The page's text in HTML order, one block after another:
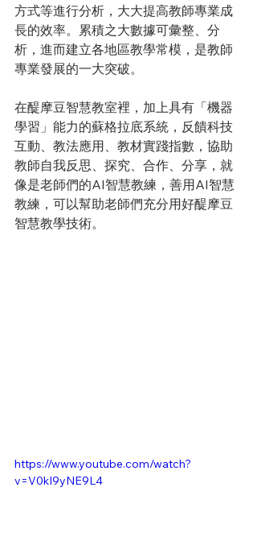
方式等進行分析，大大提高教師專業成
長的效率。累積之大數據可彙整、分
析，進而建立各地區教學常模，是教師
專業發展的一大突破。
在醍摩豆智慧教室裡，加上具有「機器
學習」能力的蘇格拉底系統，反饋科技
互動、教法應用、教材實踐指數，協助
教師自我反思、探究、合作、分享，就
像是老師們的AI智慧教練，善用AI智慧
教練，可以幫助老師們充分用好醍摩豆
智慧教學技術。
https://www.youtube.com/watch?
v=V0kI9yNE9L4